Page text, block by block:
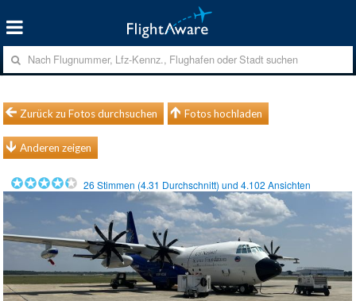
Zurück zu Fotos durchsuchen Fotos hochladen
Anderen zeigen
26 Stimmen (4.31 Durchschnitt) und4.102 Ansichten